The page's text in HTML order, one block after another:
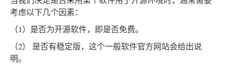
考虑以下几个因素：
（1）是否为开源软件，即是否免费。
（2） 是否有稳定版，这个一般软件官方网站会给出说
明。